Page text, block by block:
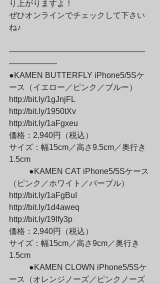
り上がりますよ！
ぜひオンラインでチェックして下さい
ね♪
—————————————————
——————
●KAMEN BUTTERFLY iPhone5/5Sケ
ース（イエロー／ピンク／ブルー）
http://bit.ly/1gJnjFL
http://bit.ly/1950tXv
http://bit.ly/1aFgxeu
価格：2,940円（税込）
サイズ：幅15cm／高さ9.5cm／奥行き
1.5cm
（ピンク／ホワイト／パープル）
http://bit.ly/1aFgBuI
http://bit.ly/1d4aweq
http://bit.ly/19lfy3p
価格：2,940円（税込）
サイズ：幅15cm／高さ9cm／奥行き
1.5cm
ース（オレンジノーズ／ピンクノーズ